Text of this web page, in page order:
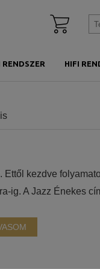
HIFI
Kosár
kezdve
ig. A Jazz Énekes
is tudjuk